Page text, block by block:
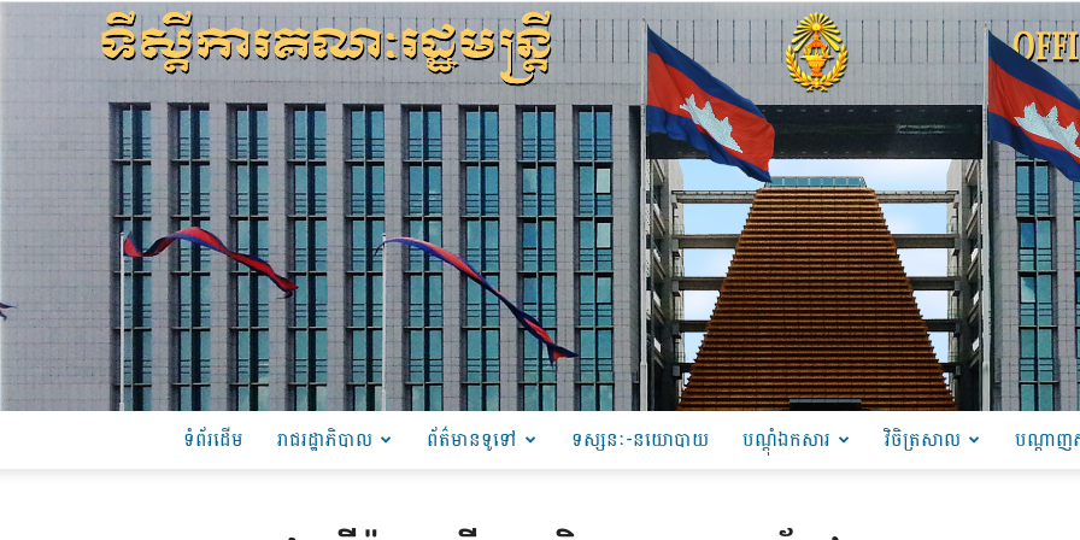
ទំព័រដើម រាជរដ្ឋាភិបាល ព័ត៌មានទូទៅ ទស្សនៈ-នយោបាយ បណ្ដុំឯកសារ វិចិត្រសាល បណ្តាញ